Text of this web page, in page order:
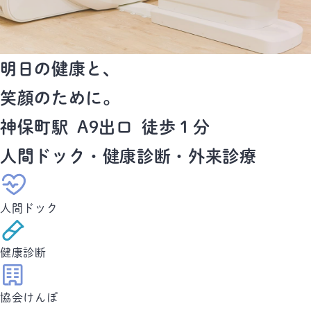
明日の健康と、
笑顔のために。
神保町駅 A9出口 徒歩１分
人間ドック・健康診断・外来診療
人間ドック
健康診断
協会けんぽ